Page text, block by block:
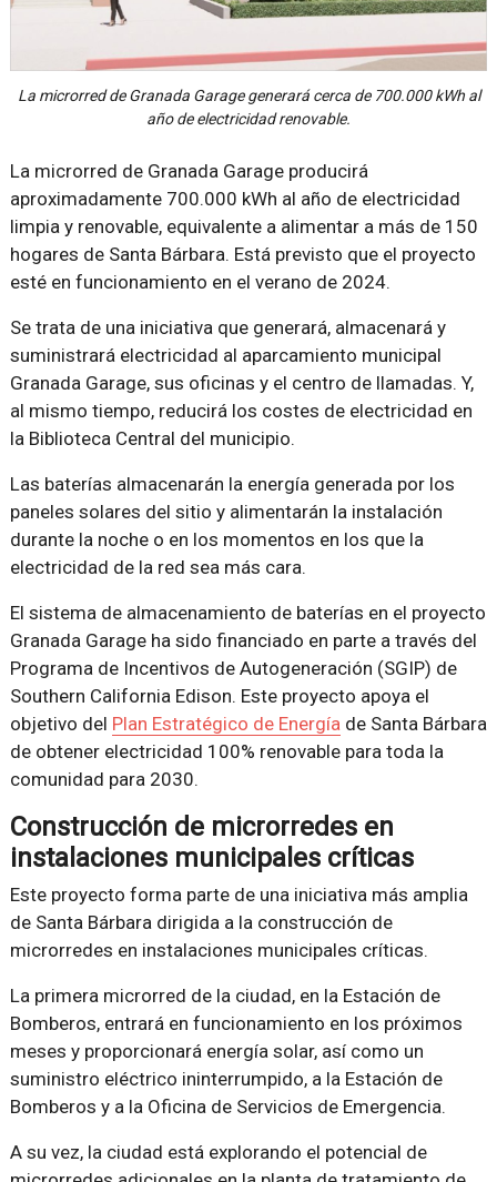
La microrred de Granada Garage generará cerca de 700.000 kWh al
año de electricidad renovable.
La microrred de Granada Garage producirá
aproximadamente 700.000 kWh al año de electricidad
limpia y renovable, equivalente a alimentar a más de 150
hogares de Santa Bárbara. Está previsto que el proyecto
esté en funcionamiento en el verano de 2024.
Se trata de una iniciativa que generará, almacenará y
suministrará electricidad al aparcamiento municipal
Granada Garage, sus oficinas y el centro de llamadas. Y,
al mismo tiempo, reducirá los costes de electricidad en
la Biblioteca Central del municipio.
Las baterías almacenarán la energía generada por los
paneles solares del sitio y alimentarán la instalación
durante la noche o en los momentos en los que la
electricidad de la red sea más cara.
El sistema de almacenamiento de baterías en el proyecto
Granada Garage ha sido financiado en parte a través del
Programa de Incentivos de Autogeneración (SGIP) de
Southern California Edison. Este proyecto apoya el
objetivo del Plan Estratégico de Energía de Santa Bárbara
de obtener electricidad 100% renovable para toda la
comunidad para 2030.
Construcción de microrredes en
instalaciones municipales críticas
Este proyecto forma parte de una iniciativa más amplia
de Santa Bárbara dirigida a la construcción de
microrredes en instalaciones municipales críticas.
La primera microrred de la ciudad, en la Estación de
Bomberos, entrará en funcionamiento en los próximos
meses y proporcionará energía solar, así como un
suministro eléctrico ininterrumpido, a la Estación de
Bomberos y a la Oficina de Servicios de Emergencia.
A su vez, la ciudad está explorando el potencial de